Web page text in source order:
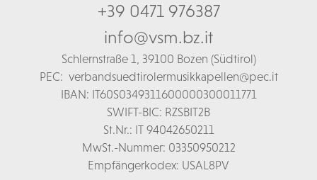
+39 0471 976387
info@vsm.bz.it
Schlernstraße 1, 39100 Bozen (Südtirol)
PEC: verbandsuedtirolermusikkapellen@pec.it
IBAN: IT60S0349311600000300011771
SWIFT-BIC: RZSBIT2B
St.Nr.: IT 94042650211
MwSt.-Nummer: 03350950212
Empfängerkodex: USAL8PV